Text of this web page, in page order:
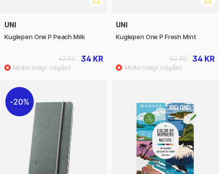
UNI
Kuglepen One P Peach Milk
34 KR
42 KR
UNI
Kuglepen One P Fresh Mint
34 KR
42 KR
20%